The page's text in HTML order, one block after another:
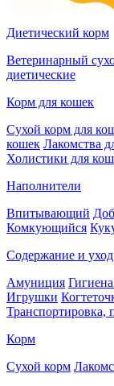
Диетический корм
Ветеринарный
диетические
Корм для кошек
Сухой корм для
кошек Лакомства
Холистики для
Наполнители
Впитывающий
Комкующийся
Содержание и уход
Амуниция
Игрушки
Транспортировка,
Корм
Сухой корм